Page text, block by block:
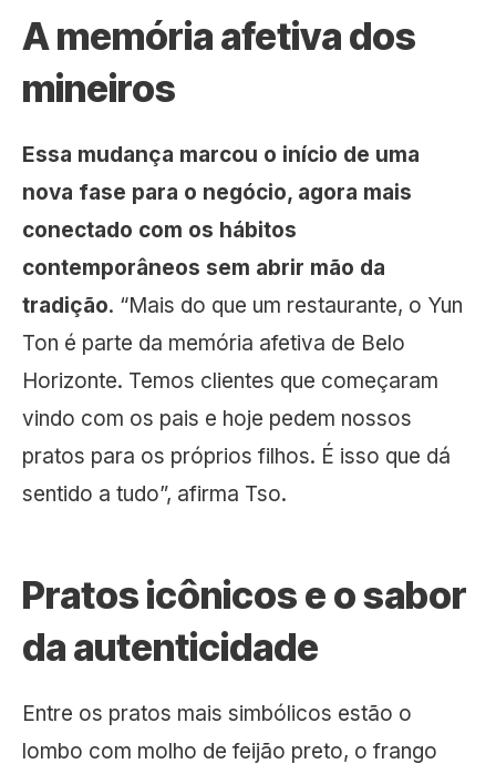
A memória afetiva dos
mineiros
Essa mudança marcou o início de uma
nova fase para o negócio, agora mais
conectado com os hábitos
contemporâneos sem abrir mão da
tradição. “Mais do que um restaurante, o Yun
Ton é parte da memória afetiva de Belo
Horizonte. Temos clientes que começaram
vindo com os pais e hoje pedem nossos
pratos para os próprios filhos. É isso que dá
sentido a tudo”, afirma Tso.
Pratos icônicos e o sabor
da autenticidade
Entre os pratos mais simbólicos estão o
lombo com molho de feijão preto, o frango